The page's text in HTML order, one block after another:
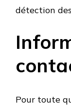
détection
Pour toute